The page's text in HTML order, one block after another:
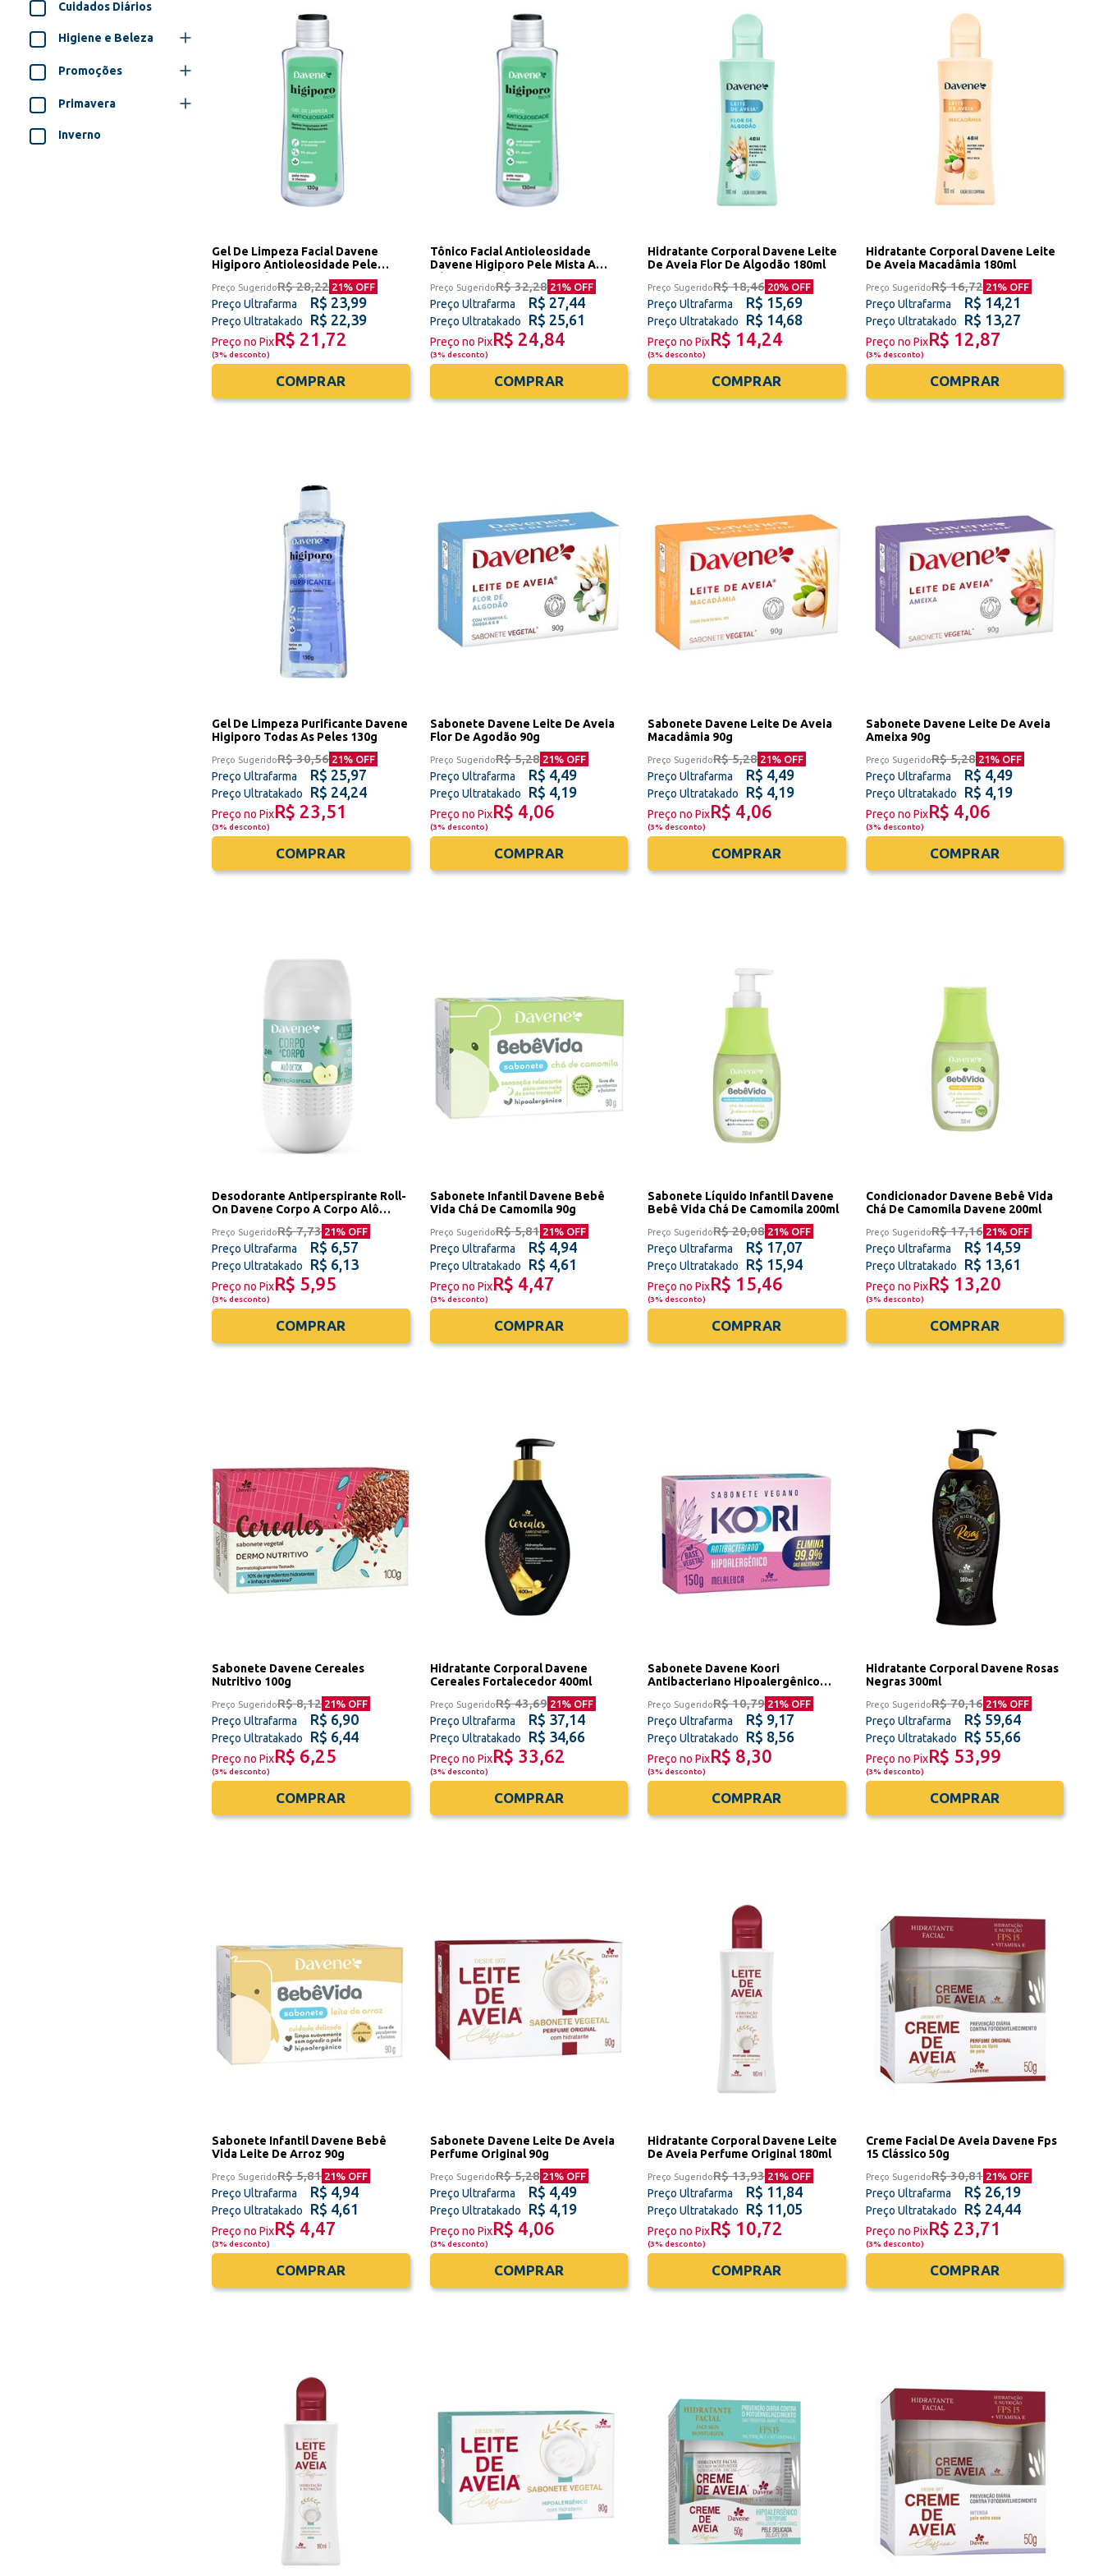
Cuidados Diários
Higiene e Beleza
Promoções
Primavera
Inverno
Gel De Limpeza Facial Davene
Higiporo Antioleosidade Pele
Preço SugeridoR$ 28,22 21% OFF
Preço Ultrafarma R$ 23,99
Preço Ultratakado R$ 22,39
Preço no PixR$ 21,72
(3% desconto)
COMPRAR
Tônico Facial Antioleosidade
Davene Higiporo Pele Mista A
Preço SugeridoR$ 32,28 21% OFF
Preço Ultrafarma R$ 27,44
Preço Ultratakado R$ 25,61
Preço no PixR$ 24,84
(3% desconto)
COMPRAR
Hidratante Corporal Davene Leite
De Aveia Flor De Algodão 180ml
Preço SugeridoR$ 18,46 20% OFF
Preço Ultrafarma R$ 15,69
Preço Ultratakado R$ 14,68
Preço no PixR$ 14,24
(3% desconto)
COMPRAR
Hidratante Corporal Davene Leite
De Aveia Macadâmia 180ml
Preço SugeridoR$ 16,72 21% OFF
Preço Ultrafarma R$ 14,21
Preço Ultratakado R$ 13,27
Preço no PixR$ 12,87
(3% desconto)
COMPRAR
Gel De Limpeza Purificante Davene
Higiporo Todas As Peles 130g
Preço SugeridoR$ 30,56 21% OFF
Preço Ultrafarma R$ 25,97
Preço Ultratakado R$ 24,24
Preço no PixR$ 23,51
(3% desconto)
COMPRAR
Sabonete Davene Leite De Aveia
Flor De Agodão 90g
Preço SugeridoR$ 5,28 21% OFF
Preço Ultrafarma R$ 4,49
Preço Ultratakado R$ 4,19
Preço no PixR$ 4,06
(3% desconto)
COMPRAR
Sabonete Davene Leite De Aveia
Macadâmia 90g
Preço SugeridoR$ 5,28 21% OFF
Preço Ultrafarma R$ 4,49
Preço Ultratakado R$ 4,19
Preço no PixR$ 4,06
(3% desconto)
COMPRAR
Sabonete Davene Leite De Aveia
Ameixa 90g
Preço SugeridoR$ 5,28 21% OFF
Preço Ultrafarma R$ 4,49
Preço Ultratakado R$ 4,19
Preço no PixR$ 4,06
(3% desconto)
COMPRAR
Desodorante Antiperspirante Roll-
On Davene Corpo A Corpo Alô
Preço SugeridoR$ 7,73 21% OFF
Preço Ultrafarma R$ 6,57
Preço Ultratakado R$ 6,13
Preço no PixR$ 5,95
(3% desconto)
COMPRAR
Sabonete Infantil Davene Bebê
Vida Chá De Camomila 90g
Preço SugeridoR$ 5,81 21% OFF
Preço Ultrafarma R$ 4,94
Preço Ultratakado R$ 4,61
Preço no PixR$ 4,47
(3% desconto)
COMPRAR
Sabonete Líquido Infantil Davene
Bebê Vida Chá De Camomila 200ml
Preço SugeridoR$ 20,08 21% OFF
Preço Ultrafarma R$ 17,07
Preço Ultratakado R$ 15,94
Preço no PixR$ 15,46
(3% desconto)
COMPRAR
Condicionador Davene Bebê Vida
Chá De Camomila Davene 200ml
Preço SugeridoR$ 17,16 21% OFF
Preço Ultrafarma R$ 14,59
Preço Ultratakado R$ 13,61
Preço no PixR$ 13,20
(3% desconto)
COMPRAR
Sabonete Davene Cereales
Nutritivo 100g
Preço SugeridoR$ 8,12 21% OFF
Preço Ultrafarma R$ 6,90
Preço Ultratakado R$ 6,44
Preço no PixR$ 6,25
(3% desconto)
COMPRAR
Hidratante Corporal Davene
Cereales Fortalecedor 400ml
Preço SugeridoR$ 43,69 21% OFF
Preço Ultrafarma R$ 37,14
Preço Ultratakado R$ 34,66
Preço no PixR$ 33,62
(3% desconto)
COMPRAR
Sabonete Davene Koori
Antibacteriano Hipoalergênico
Preço SugeridoR$ 10,79 21% OFF
Preço Ultrafarma R$ 9,17
Preço Ultratakado R$ 8,56
Preço no PixR$ 8,30
(3% desconto)
COMPRAR
Hidratante Corporal Davene Rosas
Negras 300ml
Preço SugeridoR$ 70,16 21% OFF
Preço Ultrafarma R$ 59,64
Preço Ultratakado R$ 55,66
Preço no PixR$ 53,99
(3% desconto)
COMPRAR
Sabonete Infantil Davene Bebê
Vida Leite De Arroz 90g
Preço SugeridoR$ 5,81 21% OFF
Preço Ultrafarma R$ 4,94
Preço Ultratakado R$ 4,61
Preço no PixR$ 4,47
(3% desconto)
COMPRAR
Sabonete Davene Leite De Aveia
Perfume Original 90g
Preço SugeridoR$ 5,28 21% OFF
Preço Ultrafarma R$ 4,49
Preço Ultratakado R$ 4,19
Preço no PixR$ 4,06
(3% desconto)
COMPRAR
Hidratante Corporal Davene Leite
De Aveia Perfume Original 180ml
Preço SugeridoR$ 13,93 21% OFF
Preço Ultrafarma R$ 11,84
Preço Ultratakado R$ 11,05
Preço no PixR$ 10,72
(3% desconto)
COMPRAR
Creme Facial De Aveia Davene Fps
15 Clássico 50g
Preço SugeridoR$ 30,81 21% OFF
Preço Ultrafarma R$ 26,19
Preço Ultratakado R$ 24,44
Preço no PixR$ 23,71
(3% desconto)
COMPRAR